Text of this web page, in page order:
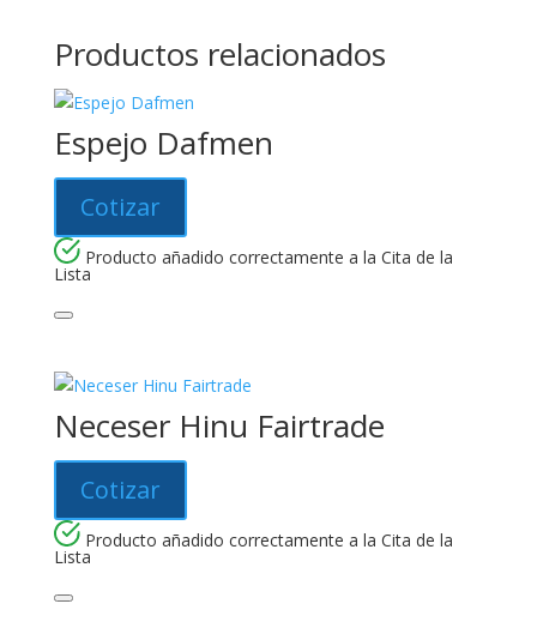
Productos relacionados
Espejo Dafmen
Cotizar
Producto añadido correctamente a la Cita de la
Lista
Neceser Hinu Fairtrade
Cotizar
Producto añadido correctamente a la Cita de la
Lista